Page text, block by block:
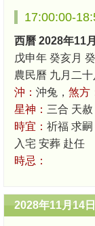
17:00:00-
西曆 2028年11
戊申年 癸亥月
農民曆 九月二
沖： 沖兔， 煞方
星神： 三合 天
時宜： 祈福 求
入宅 安葬 赴任
時忌：
2028年11月14